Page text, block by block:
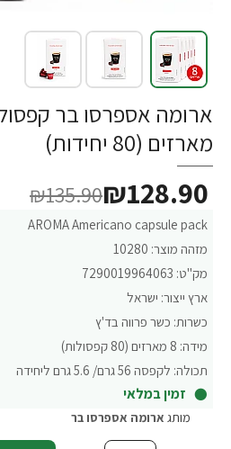
מארזים (80 יחידות)
AROMA Americano capsule pack
מזהה מוצר: 10280
מק"ט: 7290019964063
ארץ ייצור: ישראל
כשרות: כשר פרווה בד'ץ
מידה: 8 מארזים (80 קפסולות)
תכולה: לקפסה 56 גרם/ 5.6 גרם ליחידה
זמין במלאי
₪128.90
₪135.90
מותג ארומה אספרסו בר